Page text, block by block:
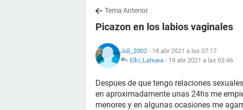
Tema Anterior
Picazon en los labios vaginales
Juli_2002 - 18 abr 2021 a las 07:17
Elki_Lahuea - 19 abr 2021 a las 03:46
Despues de que tengo relaciones
en aproximadamente unas 24hs me
menores y en algunas ocasiones me